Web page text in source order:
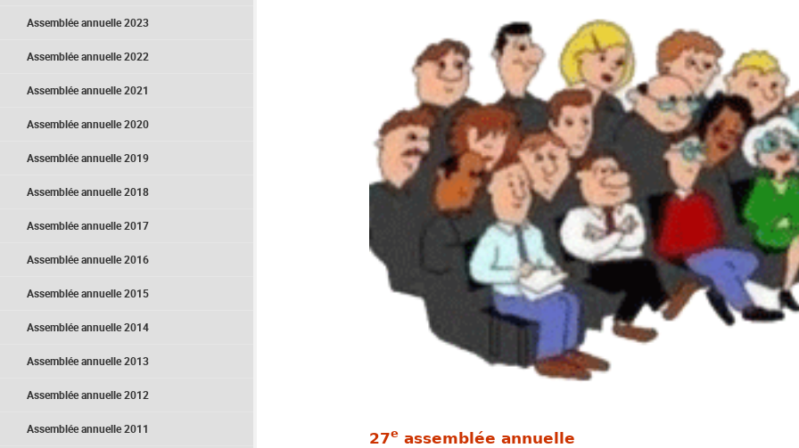
Assemblée annuelle 2023
Assemblée annuelle 2022
Assemblée annuelle 2021
Assemblée annuelle 2020
Assemblée annuelle 2019
Assemblée annuelle 2018
Assemblée annuelle 2017
Assemblée annuelle 2016
Assemblée annuelle 2015
Assemblée annuelle 2014
Assemblée annuelle 2013
Assemblée annuelle 2012
Assemblée annuelle 2011
27eassemblée annuelle